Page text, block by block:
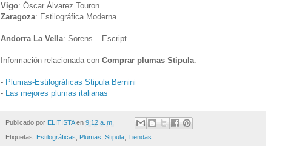
Vigo: Óscar Álvarez Touron
Zaragoza: Estilográfica Moderna
Andorra La Vella: Sorens – Escript
Información relacionada con Comprar plumas Stipula:
- Plumas-Estilográficas Stipula Bernini
- Las mejores plumas italianas
Publicado por ELITISTA en 9:12 a. m.
Etiquetas: Estilográficas Plumas Stipula Tiendas